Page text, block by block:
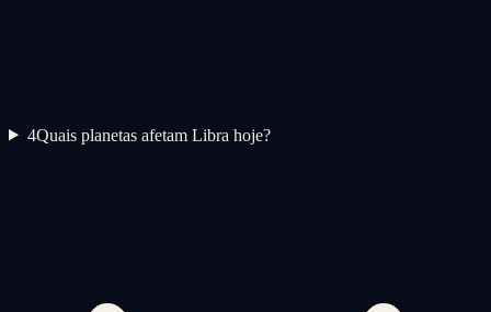
4Quais planetas afetam Libra hoje?